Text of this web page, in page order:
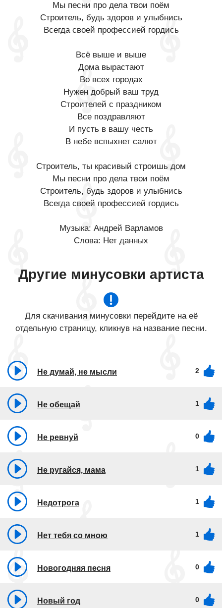
Мы песни про дела твои поём
Строитель, будь здоров и улыбнись
Всегда своей профессией гордись
Всё выше и выше
Дома вырастают
Во всех городах
Нужен добрый ваш труд
Строителей с праздником
Все поздравляют
И пусть в вашу честь
В небе вспыхнет салют
Строитель, ты красивый строишь дом
Мы песни про дела твои поём
Строитель, будь здоров и улыбнись
Всегда своей профессией гордись
Музыка: Андрей Варламов
Слова: Нет данных
Другие минусовки артиста
Для скачивания минусовки перейдите на её
отдельную страницу, кликнув на название песни.
Не думай, не мысли 2
Не обещай 1
Не ревнуй 0
Не ругайся, мама 1
Недотрога 1
Нет тебя со мною 1
Новогодняя песня 0
Новый год 0